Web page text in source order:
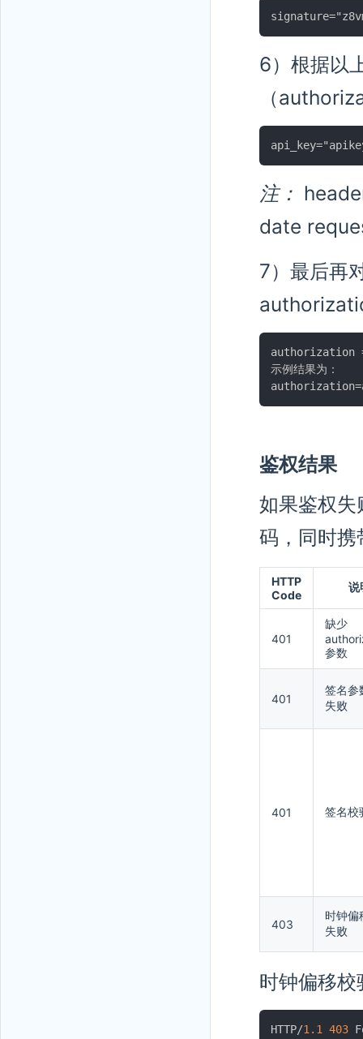
6）根据以
（
注：
date
7）最后再
authorization
示例结果为：
鉴权结果
如果鉴权
码，同时携
HTTP
Code
说
401
缺少
参数
401
签名参
失败
401 签名校
403
时钟偏
失败
时钟偏移
HTTP/1.1 403